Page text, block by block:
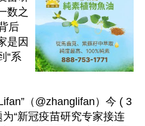
数之
后
是因
“系
（@zhanglifan）今 ( 3
“新冠疫苗研究专家接连